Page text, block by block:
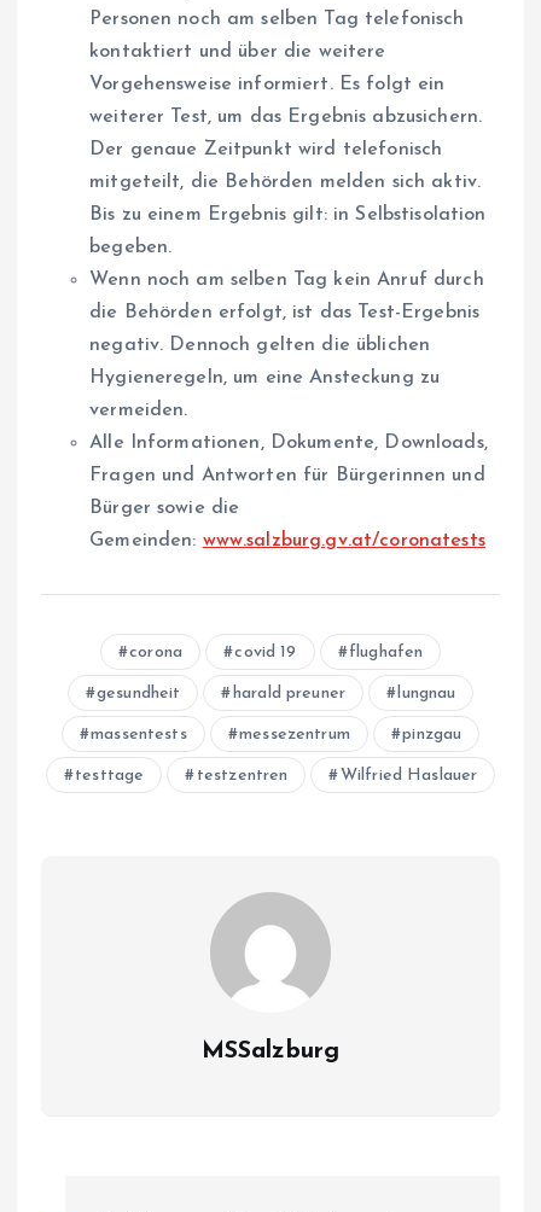
Personen noch am selben Tag telefonisch
kontaktiert und über die weitere
Vorgehensweise informiert. Es folgt ein
weiterer Test, um das Ergebnis abzusichern.
Der genaue Zeitpunkt wird telefonisch
mitgeteilt, die Behörden melden sich aktiv.
Bis zu einem Ergebnis gilt: in Selbstisolation
begeben.
Wenn noch am selben Tag kein Anruf durch
die Behörden erfolgt, ist das Test-Ergebnis
negativ. Dennoch gelten die üblichen
Hygieneregeln, um eine Ansteckung zu
vermeiden.
Alle Informationen, Dokumente, Downloads,
Fragen und Antworten für Bürgerinnen und
Bürger sowie die
Gemeinden: www.salzburg.gv.at/coronatests
corona covid 19 flughafen
gesundheit harald preuner lungnau
massentests messezentrum pinzgau
testtage testzentren Wilfried Haslauer
MSSalzburg